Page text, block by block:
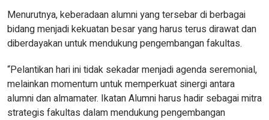
Menurutnya, keberadaan alumni yang tersebar di berbagai
bidang menjadi kekuatan besar yang harus terus dirawat dan
diberdayakan untuk mendukung pengembangan fakultas.
“Pelantikan hari ini tidak sekadar menjadi agenda seremonial,
melainkan momentum untuk memperkuat sinergi antara
alumni dan almamater. Ikatan Alumni harus hadir sebagai mitra
strategis fakultas dalam mendukung pengembangan